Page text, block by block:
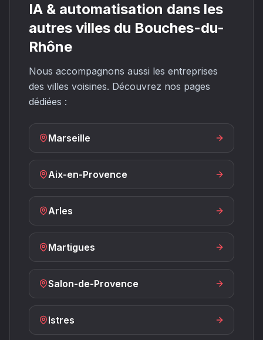
IA & automatisation dans les
autres villes du Bouches-du-
Rhône
Nous accompagnons aussi les entreprises
des villes voisines. Découvrez nos pages
dédiées :
Marseille
Aix-en-Provence
Arles
Martigues
Salon-de-Provence
Istres